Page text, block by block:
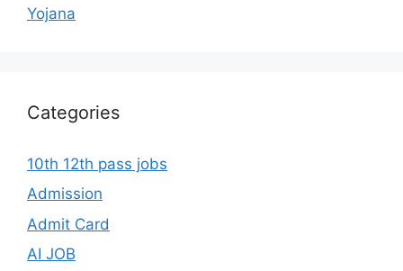
Yojana
Categories
10th 12th pass jobs
Admission
Admit Card
AI JOB